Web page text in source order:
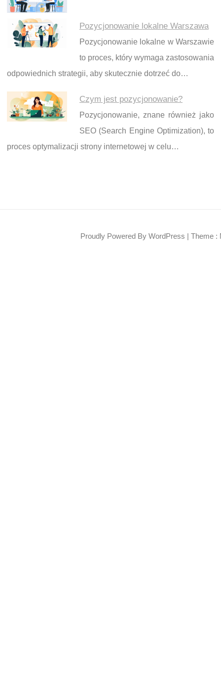
Pozycjonowanie lokalne Warszawa
Pozycjonowanie lokalne w Warszawie
to proces, który wymaga zastosowania
odpowiednich strategii, aby skutecznie dotrzeć do…
Czym jest pozycjonowanie?
Pozycjonowanie, znane również jako
SEO (Search Engine Optimization), to
proces optymalizacji strony internetowej w celu…
Proudly Powered By WordPress | Theme :